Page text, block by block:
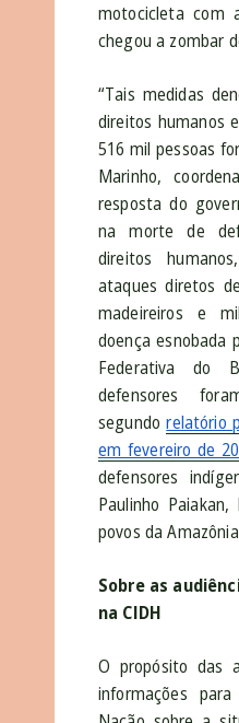
motocicleta com
chegou a zombar
“Tais medidas
direitos humanos
516 mil pessoas
Marinho,
resposta do
na morte de
direitos
ataques diretos
madeireiros e
doença esnobada
Federativa do
defensores
segundorelatório
em fevereiro de
defensores
Paulinho
povos da
Sobre as
na CIDH
O propósito das
informações